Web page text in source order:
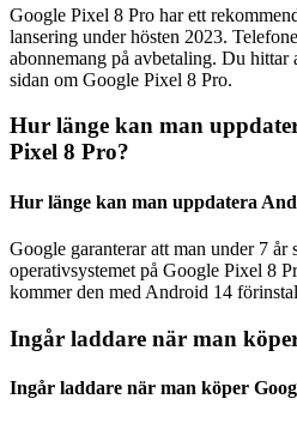
Google Pixel 8 Pro har ett
lansering under hösten 2023.
abonnemang på avbetaling. Du hittar
sidan om Google Pixel 8 Pro.
Hur länge kan man
Pixel 8 Pro?
Hur länge kan man uppdatera
Google garanterar att man under 7 år
operativsystemet på Google Pixel 8
kommer den med Android 14
Ingår laddare när man
Ingår laddare när man köper